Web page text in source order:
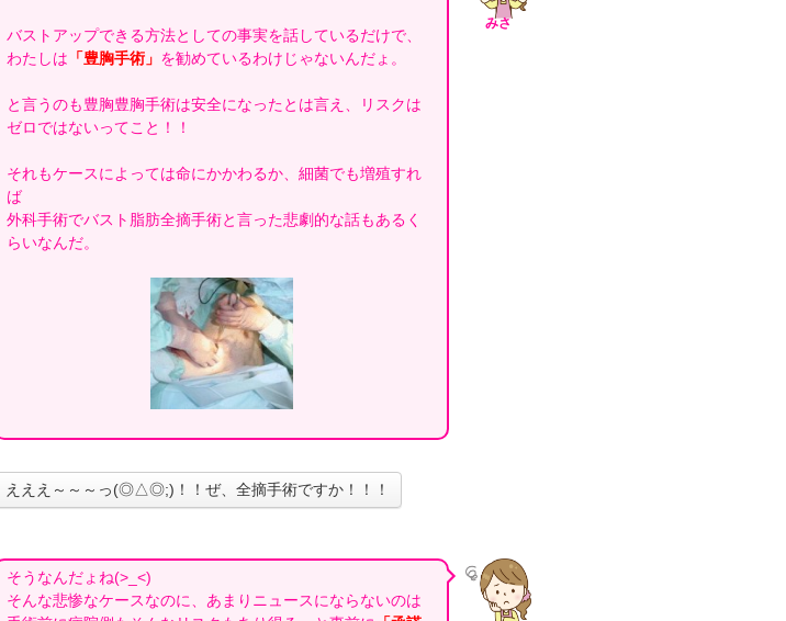
みさ
バストアップできる方法としての事実を話しているだけで、
わたしは 「豊胸手術」 を勧めているわけじゃないんだょ。
と言うのも豊胸豊胸手術は安全になったとは言え、リスクは
ゼロではないってこと！！
それもケースによっては命にかかわるか、細菌でも増殖すれ
ば
外科手術でバスト脂肪全摘手術と言った悲劇的な話もあるく
らいなんだ。
えええ～～～っ(◎△◎;)！！ぜ、全摘手術ですか！！！
そうなんだょね(>_<)
そんな悲惨なケースなのに、あまりニュースにならないのは